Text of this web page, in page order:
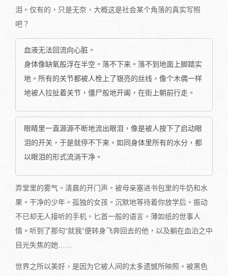
泪。仅有的，只是无奈，大概这是社会某个角落的真实写照
吧？
血液无法回流向心脏。
身体像缺氧般浮在半空。落不下来。落不到地面上脚踏实
地。所有的关节都被人栓上了银亮的丝线，像个木偶一样
地被人拉扯着关节，僵尸般地开阖，在街上朝前行走。
眼睛里一直源源不断地流出眼泪，像是被人按下了启动眼
泪的开关，于是就停不下来。如同身体里所有的水分，都
以眼泪的形式流淌干净。
弄堂里的雾气。清晨的开门声。被母亲塞进书包里的牛奶和水
果。干净的少年。孤独的女孩。沉默地等待着你放学后。振动
不已却无人接听的手机。匕首一般的语言。薄如纸的世事人
情。听到了那句“就我”便转身飞奔回去的他，以及躺在血泊之中
目光失焦的她……
世界之所以美好，是因为它被人间的太多遗憾所映照。被黑色